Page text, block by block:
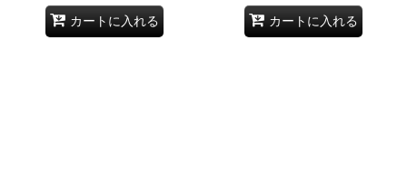
カートに入れる カートに入れる